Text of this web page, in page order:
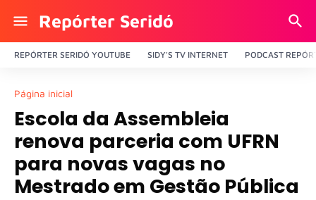
Repórter Seridó
REPÓRTER SERIDÓ YOUTUBE SIDY'S TV INTERNET PODCAST
Página inicial
Escola da Assembleia
renova parceria com UFRN
para novas vagas no
Mestrado em Gestão Pública